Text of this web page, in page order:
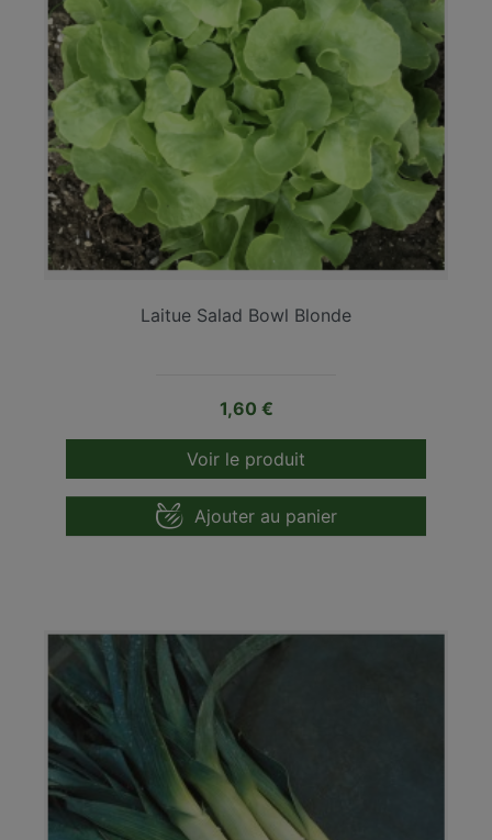
Laitue Salad Bowl Blonde
Prix
1,60 €
Voir le produit
Ajouter au panier